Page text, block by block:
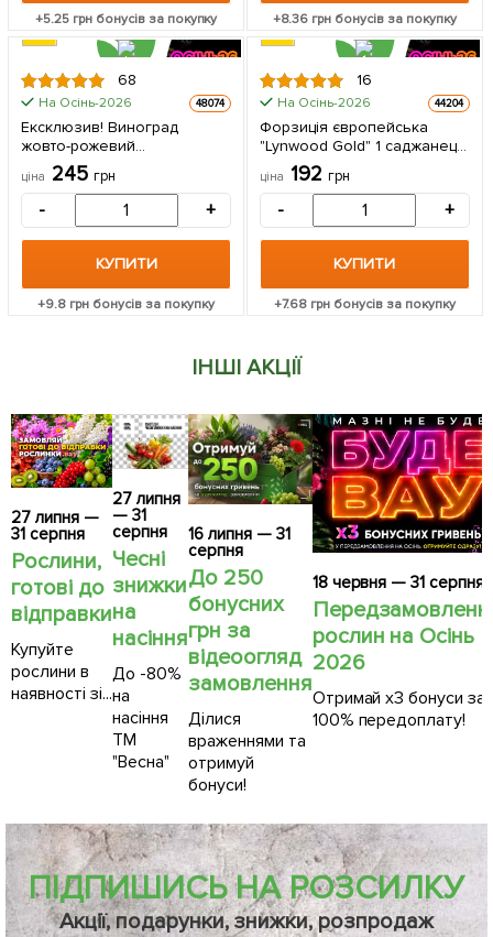
+5.25 грн бонусів за покупку +8.36 грн бонусів за покупку
68
На Осінь-2026 48074
Ексклюзив! Виноград
жовто-рожевий
"Шафрановий ранок"
(преміальний столовий сорт,
стійкий до грибкових
захворювань) 1 саджанець
в упаковці
ціна 245грн
- +
КУПИТИ
+9.8 грн бонусів за покупку
16
На Осінь-2026 44204
Форзиція європейська
"Lynwood Gold" 1 саджанець
в упаковці
ціна 192 грн
- +
КУПИТИ
+7.68 грн бонусів за покупку
ІНШІ АКЦІЇ
27 липня —
31 серпня
Рослини,
готові до
відправки
Купуйте
рослини в
наявності зі...
27 липня
— 31
серпня
Чесні
знижки
на
насіння
До -80%
на
насіння
ТМ
"Весна"
16 липня — 31
серпня
До 250
бонусних
грн за
відеоогляд
замовлення
Ділися
враженнями та
отримуй
бонуси!
18 червня — 31 серпня
рослин на Осінь
2026
Отримай х3 бонуси за
100% передоплату!
ПІДПИШИСЬ НА РОЗСИЛКУ
Акції, подарунки, знижки, розпродаж